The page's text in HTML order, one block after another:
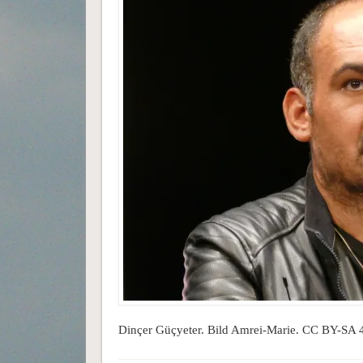
Dinçer Güçyeter. Bild Amrei-Marie. CC BY-SA